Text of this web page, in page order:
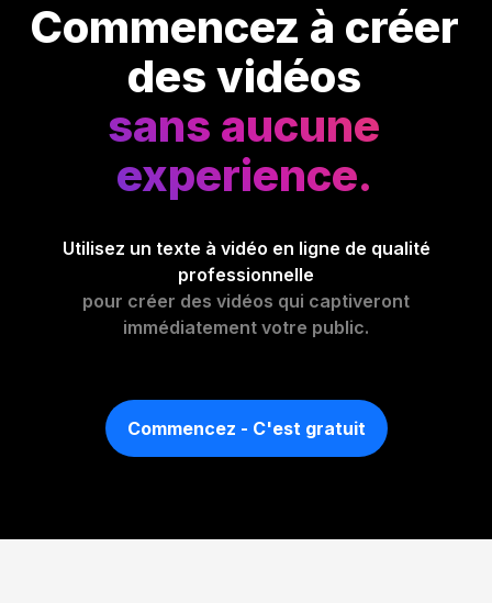
Commencez à créer
des vidéos
sans aucune
experience.
Utilisez un texte à vidéo en ligne de qualité
professionnelle
pour créer des vidéos qui captiveront
immédiatement votre public.
Commencez - C'est gratuit